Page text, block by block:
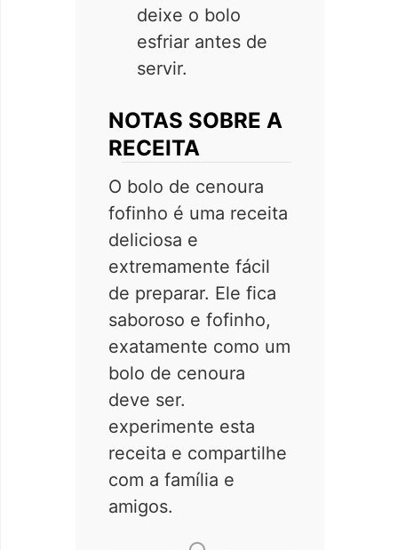
deixe o bolo
esfriar antes de
servir.
NOTAS SOBRE A
RECEITA
O bolo de cenoura
fofinho é uma receita
deliciosa e
extremamente fácil
de preparar. Ele fica
saboroso e fofinho,
exatamente como um
bolo de cenoura
deve ser.
experimente esta
receita e compartilhe
com a família e
amigos.